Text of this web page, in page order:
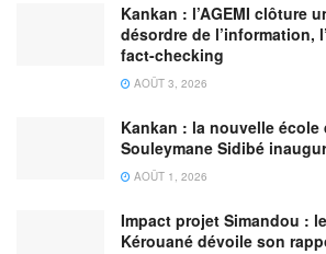
Kankan : l’AGEMI clôture
désordre de l’information,
fact-checking
AOÛT 3, 2026
Kankan : la nouvelle école
Souleymane Sidibé
AOÛT 1, 2026
Impact projet Simandou :
Kérouané dévoile son